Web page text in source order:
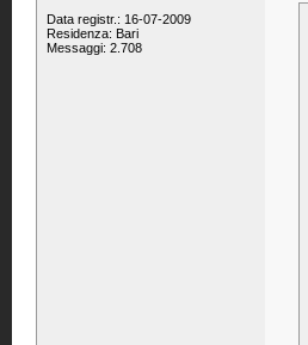
Data registr.: 16-07-2009
Residenza: Bari
Messaggi: 2.708